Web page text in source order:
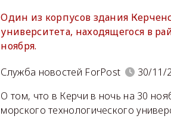
Один из корпусов здания
университета, находящегося в
ноября.
Служба новостей ForPost
30/11/
О том, что в Керчи в ночь на 30
морского технологического